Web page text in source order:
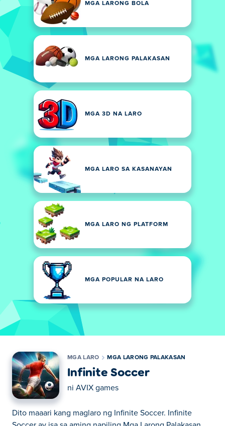
MGA LARONG BOLA
MGA LARONG PALAKASAN
MGA 3D NA LARO
MGA LARO SA KASANAYAN
MGA LARO NG PLATFORM
MGA POPULAR NA LARO
MGA LARO MGA LARONG PALAKASAN
Infinite Soccer
ni AVIX games
Dito maaari kang maglaro ng Infinite Soccer. Infinite